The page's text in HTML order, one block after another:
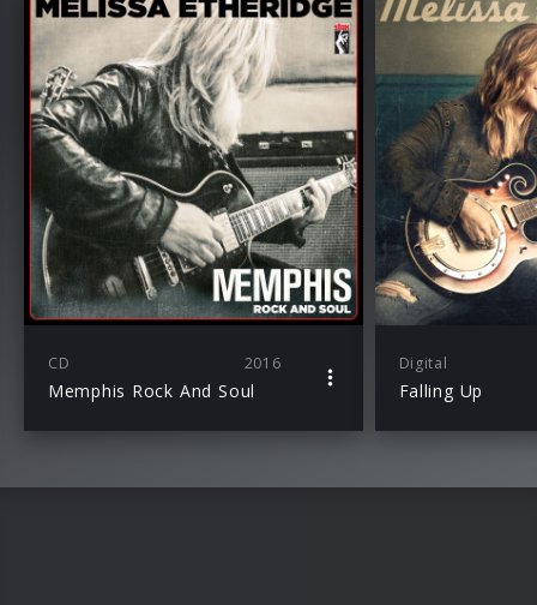
CD 2016
Memphis Rock And Soul
Digital
Falling Up